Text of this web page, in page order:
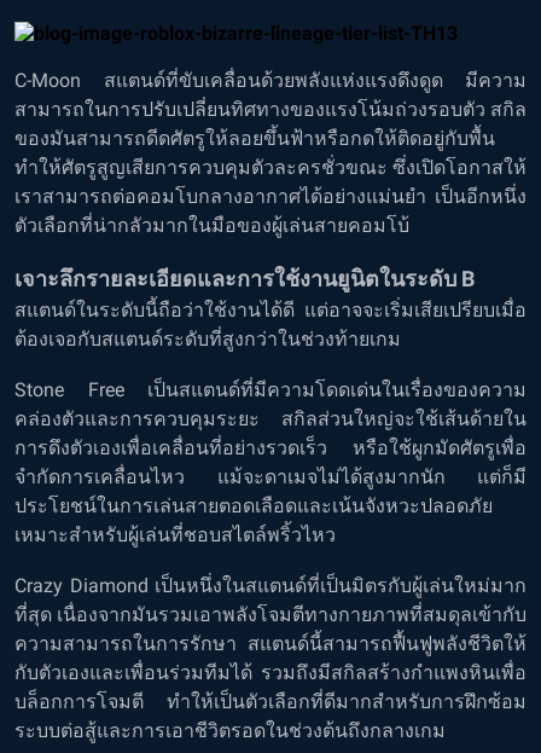
C-Moon สแตนด์ที่ขับเคลื่อนด้วยพลังแห่งแรงดึงดูด มีความ
สามารถในการปรับเปลี่ยนทิศทางของแรงโน้มถ่วงรอบตัว สกิล
ของมันสามารถดีดศัตรูให้ลอยขึ้นฟ้าหรือกดให้ติดอยู่กับพื้น
ทำให้ศัตรูสูญเสียการควบคุมตัวละครชั่วขณะ ซึ่งเปิดโอกาสให้
เราสามารถต่อคอมโบกลางอากาศได้อย่างแม่นยำ เป็นอีกหนึ่ง
ตัวเลือกที่น่ากลัวมากในมือของผู้เล่นสายคอมโบ้
เจาะลึกรายละเอียดและการใช้งานยูนิตในระดับ B
สแตนด์ในระดับนี้ถือว่าใช้งานได้ดี แต่อาจจะเริ่มเสียเปรียบเมื่อ
ต้องเจอกับสแตนด์ระดับที่สูงกว่าในช่วงท้ายเกม
Stone Free เป็นสแตนด์ที่มีความโดดเด่นในเรื่องของความ
คล่องตัวและการควบคุมระยะ สกิลส่วนใหญ่จะใช้เส้นด้ายใน
การดึงตัวเองเพื่อเคลื่อนที่อย่างรวดเร็ว หรือใช้ผูกมัดศัตรูเพื่อ
จำกัดการเคลื่อนไหว แม้จะดาเมจไม่ได้สูงมากนัก แต่ก็มี
ประโยชน์ในการเล่นสายตอดเลือดและเน้นจังหวะปลอดภัย
เหมาะสำหรับผู้เล่นที่ชอบสไตล์พริ้วไหว
Crazy Diamond เป็นหนึ่งในสแตนด์ที่เป็นมิตรกับผู้เล่นใหม่มาก
ที่สุด เนื่องจากมันรวมเอาพลังโจมตีทางกายภาพที่สมดุลเข้ากับ
ความสามารถในการรักษา สแตนด์นี้สามารถฟื้นฟูพลังชีวิตให้
กับตัวเองและเพื่อนร่วมทีมได้ รวมถึงมีสกิลสร้างกำแพงหินเพื่อ
บล็อกการโจมตี ทำให้เป็นตัวเลือกที่ดีมากสำหรับการฝึกซ้อม
ระบบต่อสู้และการเอาชีวิตรอดในช่วงต้นถึงกลางเกม